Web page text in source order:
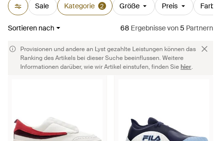
Sale Kategorie 2 Größe Preis Farbe
Sortieren nach 68 Ergebnissevon5 Partnern
Provisionen und andere an Lyst gezahlte Leistungen können das
Ranking des Artikels bei dieser Suche beeinflussen. Weitere
Informationen darüber, wie wir Artikel einstufen, finden Siehier.